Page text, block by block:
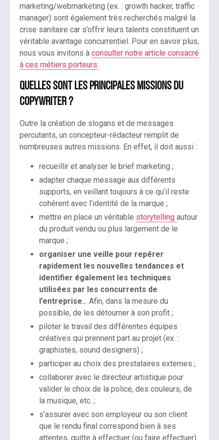
marketing/webmarketing (ex. : growth hacker, traffic
manager) sont également très recherchés malgré la
crise sanitaire car s’offrir leurs talents constituent un
véritable avantage concurrentiel. Pour en savoir plus,
nous vous invitons à consulter notre article consacré
à ces métiers porteurs.
Quelles sont les principales missions du
copywriter ?
Outre la création de slogans et de messages
percutants, un concepteur-rédacteur remplit de
nombreuses autres missions. En effet, il doit aussi :
recueillir et analyser le brief marketing ;
adapter chaque message aux différents
supports, en veillant toujours à ce qu’il reste
cohérent avec l’identité de la marque ;
mettre en place un véritable storytelling autour
du produit vendu ou plus largement de le
marque ;
organiser une veille pour repérer
rapidement les nouvelles tendances et
identifier également les techniques
utilisées par les concurrents de
l’entreprise... Afin, dans la mesure du
possible, de les détourner à son profit ;
piloter le travail des différentes équipes
créatives qui prennent part au projet (ex. :
graphistes, sound designers) ;
participer au choix des prestataires externes ;
collaborer avec le directeur artistique pour
valider le choix de la police, des couleurs, de
la musique, etc. ;
s’assurer avec son employeur ou son client
que le rendu final correspond bien à ses
attentes, quitte à effectuer (ou faire effectuer)